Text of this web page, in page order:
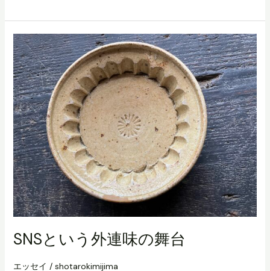
ー
ホ
ル
の
向
こ
う
側
──
誰
も
が
ア
ー
テ
ス
SNSという外連味の舞台
エッセイ / shotarokimijima